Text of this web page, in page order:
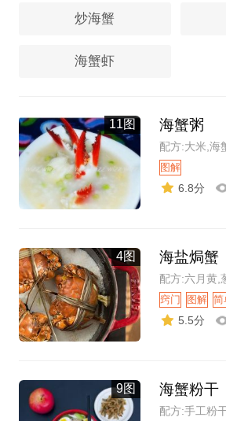
炒海蟹
海蟹虾
11图 海蟹粥
配方:大米,海
图解
6.8分
4图 海盐焗蟹
配方:六月黄,
窍门 图解 简
5.5分
9图 海蟹粉干
配方:手工粉